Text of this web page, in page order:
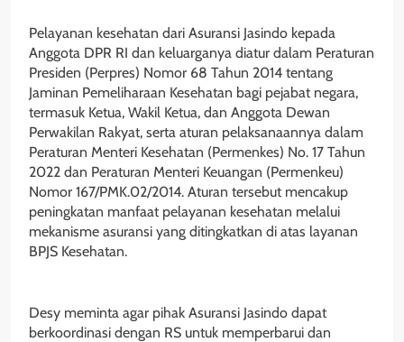
Pelayanan kesehatan dari Asuransi Jasindo kepada
Anggota DPR RI dan keluarganya diatur dalam Peraturan
Presiden (Perpres) Nomor 68 Tahun 2014 tentang
Jaminan Pemeliharaan Kesehatan bagi pejabat negara,
termasuk Ketua, Wakil Ketua, dan Anggota Dewan
Perwakilan Rakyat, serta aturan pelaksanaannya dalam
Peraturan Menteri Kesehatan (Permenkes) No. 17 Tahun
2022 dan Peraturan Menteri Keuangan (Permenkeu)
Nomor 167/PMK.02/2014. Aturan tersebut mencakup
peningkatan manfaat pelayanan kesehatan melalui
mekanisme asuransi yang ditingkatkan di atas layanan
BPJS Kesehatan.
Desy meminta agar pihak Asuransi Jasindo dapat
berkoordinasi dengan RS untuk memperbarui dan